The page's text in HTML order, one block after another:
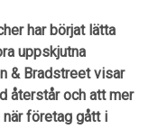
har börjat lätta
uppskjutna
& Bradstreet visar
återstår och att mer
företag gått i